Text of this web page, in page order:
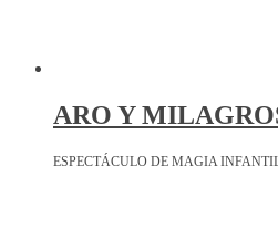
ARO Y
ESPECTÁCULO DE MAGIA